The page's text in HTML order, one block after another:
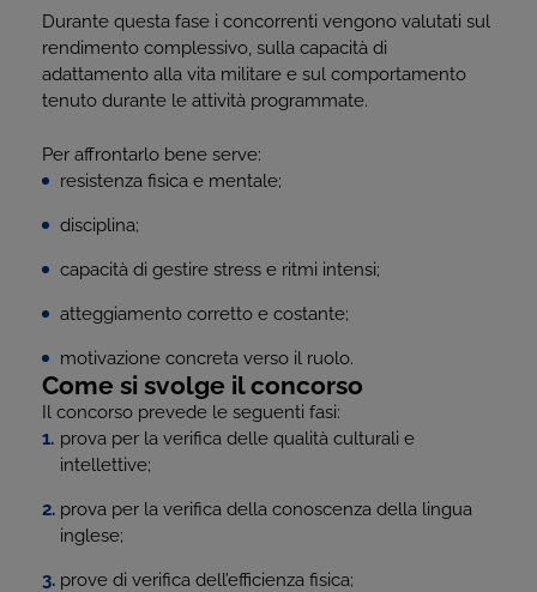
Durante questa fase i concorrenti vengono valutati sul
rendimento complessivo, sulla capacità di
adattamento alla vita militare e sul comportamento
tenuto durante le attività programmate.
Per affrontarlo bene serve:
resistenza fisica e mentale;
disciplina;
capacità di gestire stress e ritmi intensi;
atteggiamento corretto e costante;
motivazione concreta verso il ruolo.
Come si svolge il concorso
Il concorso prevede le seguenti fasi:
prova per la verifica delle qualità culturali e
intellettive;
prova per la verifica della conoscenza della lingua
inglese;
prove di verifica dell’efficienza fisica;